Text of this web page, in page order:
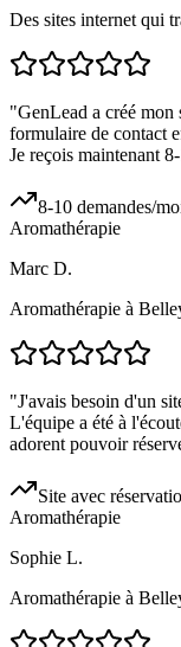
Des sites internet qui
"GenLead a créé mon
formulaire de contact
Je reçois maintenant
8-10 demandes/
Aromathérapie
Marc D.
Aromathérapie à
"J'avais besoin d'un
L'équipe a été à
adorent pouvoir
Site avec
Aromathérapie
Sophie L.
Aromathérapie à